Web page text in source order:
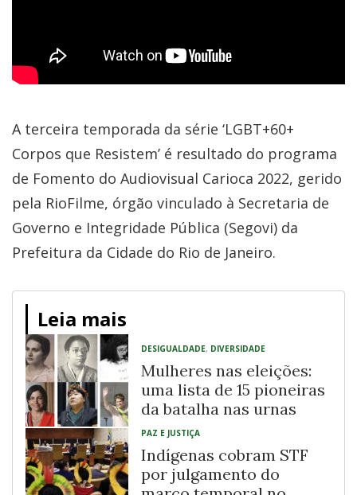
A terceira temporada da série ‘LGBT+60+
Corpos que Resistem’ é resultado do programa
de Fomento do Audiovisual Carioca 2022, gerido
pela RioFilme, órgão vinculado à Secretaria de
Governo e Integridade Pública (Segovi) da
Prefeitura da Cidade do Rio de Janeiro.
Leia mais
DESIGUALDADE, DIVERSIDADE
Mulheres nas eleições:
uma lista de 15 pioneiras
da batalha nas urnas
PAZ E JUSTIÇA
Indígenas cobram STF
por julgamento do